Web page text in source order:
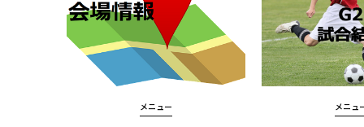
メニュー メニュ